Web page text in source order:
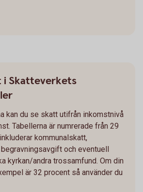
i Skatteverkets
kan du se skatt utifrån inkomstnivå
Tabellerna är numrerade från 29
kommunalskatt,
och eventuell
kyrkan/andra trossamfund. Om din
är 32 procent så använder du